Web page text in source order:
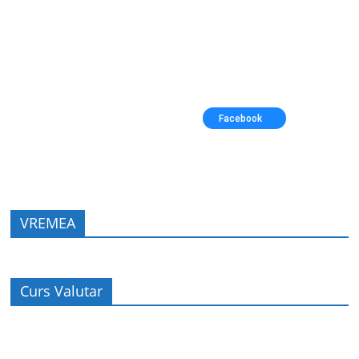
Facebook
VREMEA
Curs Valutar